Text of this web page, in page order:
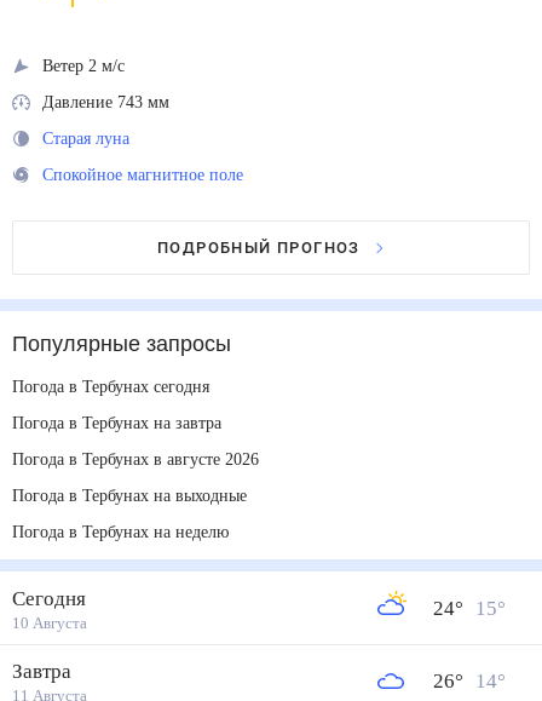
Ветер 2 м/с
Давление 743 мм
Старая луна
Спокойное магнитное поле
ПОДРОБНЫЙ ПРОГНОЗ
Популярные запросы
Погода в Тербунах сегодня
Погода в Тербунах на завтра
Погода в Тербунах в августе 2026
Погода в Тербунах на выходные
Погода в Тербунах на неделю
Сегодня
10 Августа
24° 15°
Завтра
11 Августа
26° 14°